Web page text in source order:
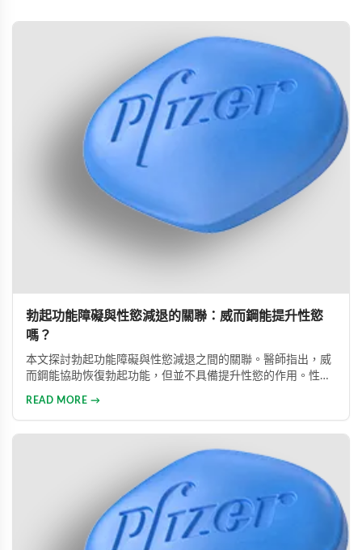
勃起功能障礙與性慾減退的關聯：威而鋼能提升性慾
嗎？
本文探討勃起功能障礙與性慾減退之間的關聯。醫師指出，威
而鋼能協助恢復勃起功能，但並不具備提升性慾的作用。性慾
READ MORE →